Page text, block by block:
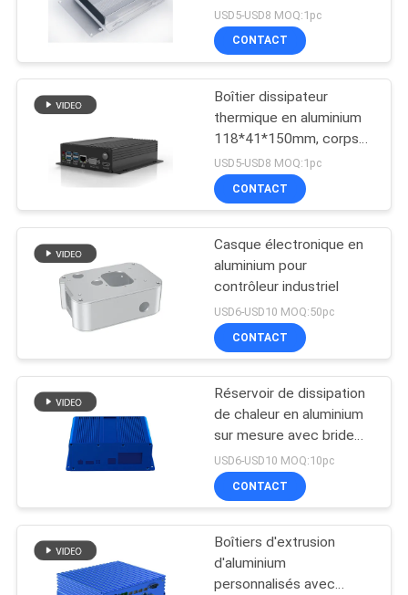
clôture en plastique
de réseau
Clôtures tenues
dans la main en
plastique
Clôtures
électroniques en
plastique
107*27*120 mm
USD5-USD8 MOQ:1pc
CONTACT
Boîtier dissipateur
thermique en aluminium
118*41*150mm, corps
divisé, pour commutateur
réseau
USD5-USD8 MOQ:1pc
CONTACT
Casque électronique en
aluminium pour
contrôleur industriel
USD6-USD10 MOQ:50pc
CONTACT
Réservoir de dissipation
de chaleur en aluminium
sur mesure avec bride
pour contrôleur
électronique industriel
USD6-USD10 MOQ:10pc
CONTACT
Boîtiers d'extrusion
d'aluminium
personnalisés avec